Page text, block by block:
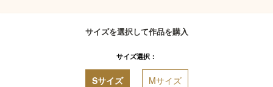
サイズを選択して作品を購入
サイズ選択：
Sサイズ Mサイズ